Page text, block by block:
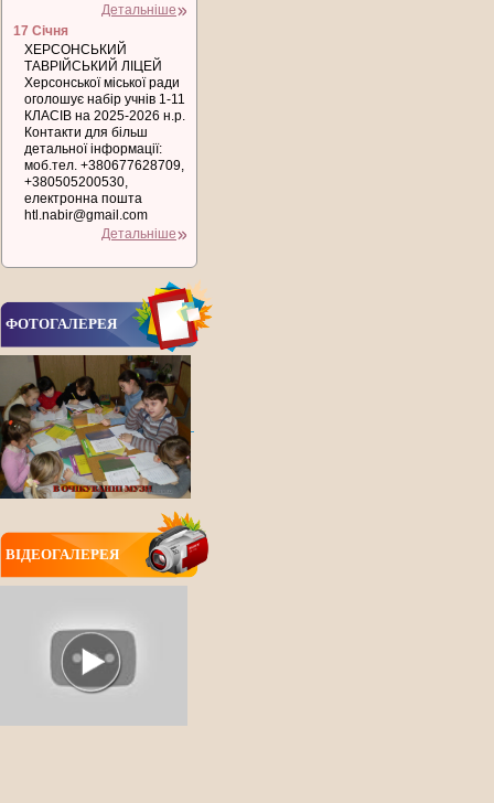
Детальніше
17 Січня
ХЕРСОНСЬКИЙ
ТАВРІЙСЬКИЙ ЛІЦЕЙ
Херсонської міської ради
оголошує набір учнів 1-11
КЛАСІВ на 2025-2026 н.р.
Контакти для більш
детальної інформації:
моб.тел. +380677628709,
+380505200530,
електронна пошта
htl.nabir@gmail.com
Детальніше
ФОТОГАЛЕРЕЯ
ВIДЕОГАЛЕРЕЯ